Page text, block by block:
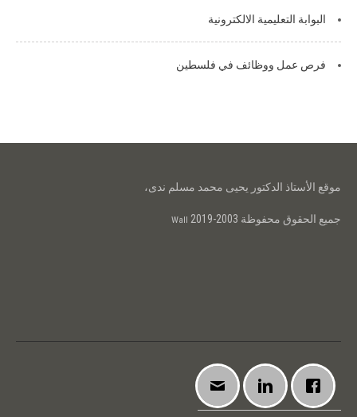
البوابة التعليمية الالكترونية
فرص عمل ووظائف في فلسطين
موقع الأستاذ الدكتور يحيى محمد مسلم ندى،
جميع الحقوق محفوظة 2003-2019 Wall